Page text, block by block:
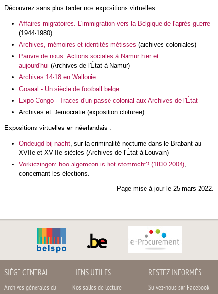
Découvrez sans plus tarder nos expositions virtuelles :
Affaires migratoires. L'immigration vers la Belgique de l'après-guerre
(1944-1980)
Archives, mémoires et identités métisses (archives coloniales)
Pauvre de nous. Actions sociales à Namur hier et
aujourd'hui (Archives de l'État à Namur)
Archives 14-18 en Wallonie
Goaaal - Un siècle de football belge
Expo Congo - Traces d'un passé colonial aux Archives de l'État
Archives et Démocratie (exposition clôturée)
Expositions virtuelles en néerlandais :
Ondeugd bij nacht, sur la criminalité nocturne dans le Brabant au
XVIIe et XVIIIe siècles (Archives de l'État à Louvain)
Verkiezingen: hoe algemeen is het stemrecht? (1830-2004),
concernant les élections.
Page mise à jour le 25 mars 2022.
SIÈGE CENTRAL
Archives générales du
LIENS UTILES
Nos salles de lecture
RESTEZ INFORMÉS
Suivez-nous sur Facebook